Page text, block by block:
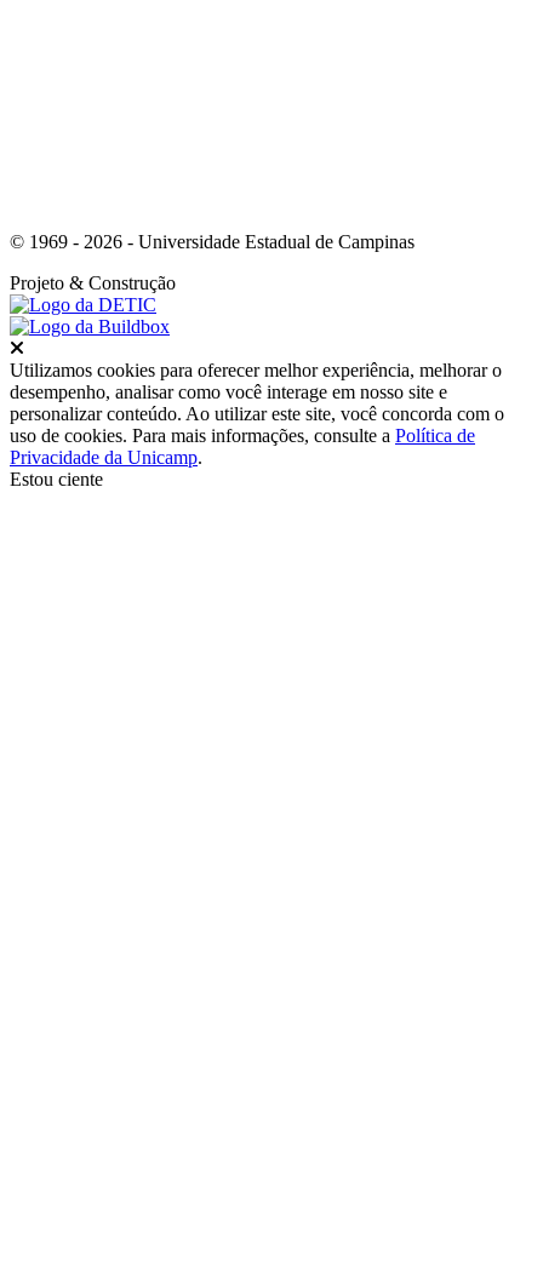
© 1969 - 2026 - Universidade Estadual de Campinas
Projeto & Construção
Utilizamos cookies para oferecer melhor experiência, melhorar o
desempenho, analisar como você interage em nosso site e
personalizar conteúdo. Ao utilizar este site, você concorda com o
uso de cookies. Para mais informações, consulte a Política de
Privacidade da Unicamp.
Estou ciente